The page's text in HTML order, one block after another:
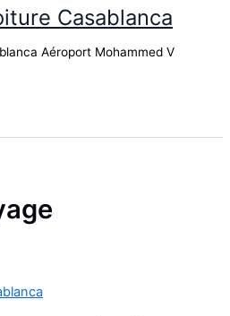
Casablanca
Aéroport Mohammed V